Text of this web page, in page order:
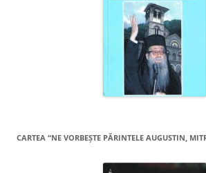
CARTEA “NE VORBEŞTE PĂRINTELE AUGUSTIN,